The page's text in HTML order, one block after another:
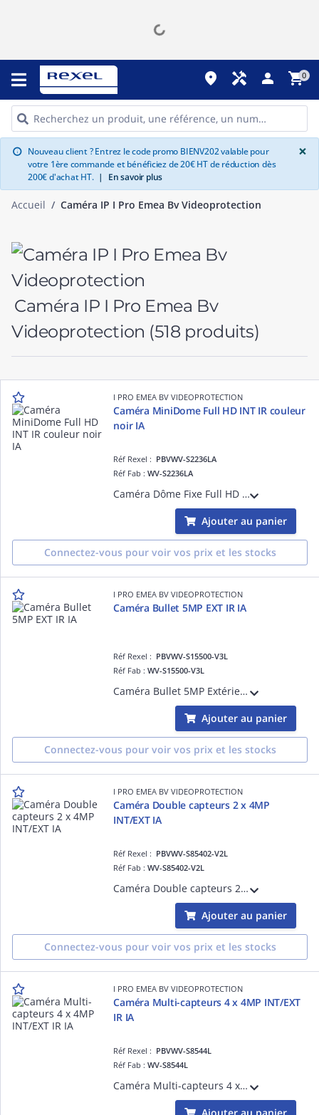
place handyman person shopping_cart0
info Nouveau client ? Entrez le code promo BIENV202 valable pour
votre 1ère commande et bénéficiez de 20€ HT de réduction dès
200€ d'achat HT. | En savoir plus
×
Accueil Caméra IP I Pro Emea Bv Videoprotection
Caméra IP I Pro Emea Bv
Videoprotection (518 produits)
I PRO EMEA BV VIDEOPROTECTION
Caméra MiniDome Full HD INT IR couleur
noir IA
Réf Rexel : PBVWV-S2236LA
Réf Fab :WV-S2236LA
Caméra Dôme Fixe Full HD Intérieur Antivandale IK10, H265 H264, 0,009 lux Couleur, Led IR 50m, Objectif varifocale motorisé 2.9-9mm, avec plateforme ouverte d'intelligence artificielle, Digital Certificates by GlobalSign, FIPS 140-2 Level3
Ajouter au panier
Connectez-vous pour voir vos prix et les stocks
I PRO EMEA BV VIDEOPROTECTION
Caméra Bullet 5MP EXT IR IA
Réf Rexel : PBVWV-S15500-V3L
Réf Fab :WV-S15500-V3L
Caméra Bullet 5MP Extérieur Antivandale IK10, H265 H264, 0,05 lux Couleur, Led IR 40m, 132dB, Objectif varifocal motorisé 2,9-9mm, avec plateforme ouverte d'intelligence artificielle
Ajouter au panier
Connectez-vous pour voir vos prix et les stocks
I PRO EMEA BV VIDEOPROTECTION
Caméra Double capteurs 2 x 4MP
INT/EXT IA
Réf Rexel : PBVWV-S85402-V2L
Réf Fab :WV-S85402-V2L
Caméra Double capteurs 2 x 4MP (8MP), Intérieur / Extérieur, Antivandale IK10 et certification IP67, H265 H264, 0,21 lux Coul., 108dB, Led IR 40m, Objectif varifocale motorisé 3.2-7.3mm (100° à 43°), FIPS 140-2 Level3, IA, blanche
Ajouter au panier
Connectez-vous pour voir vos prix et les stocks
I PRO EMEA BV VIDEOPROTECTION
Caméra Multi-capteurs 4 x 4MP INT/EXT
IR IA
Réf Rexel : PBVWV-S8544L
Réf Fab :WV-S8544L
Caméra Multi-capteurs 4 x 4MP (16MP), Intérieur / Extérieur, Antivandale IK10 et certification IP67, H265 H264, 0,12 lux Couleur, Led IR 20m, 108dB, épaisseur 90mm, Objectif varifocal motorisé 2.9-7.3mm (43° à 100°), avec plateforme ouverte